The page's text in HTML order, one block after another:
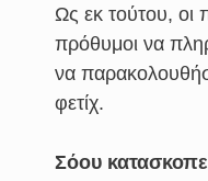
Ως εκ τούτου, οι
πρόθυμοι να
να
φετίχ.
Σόου